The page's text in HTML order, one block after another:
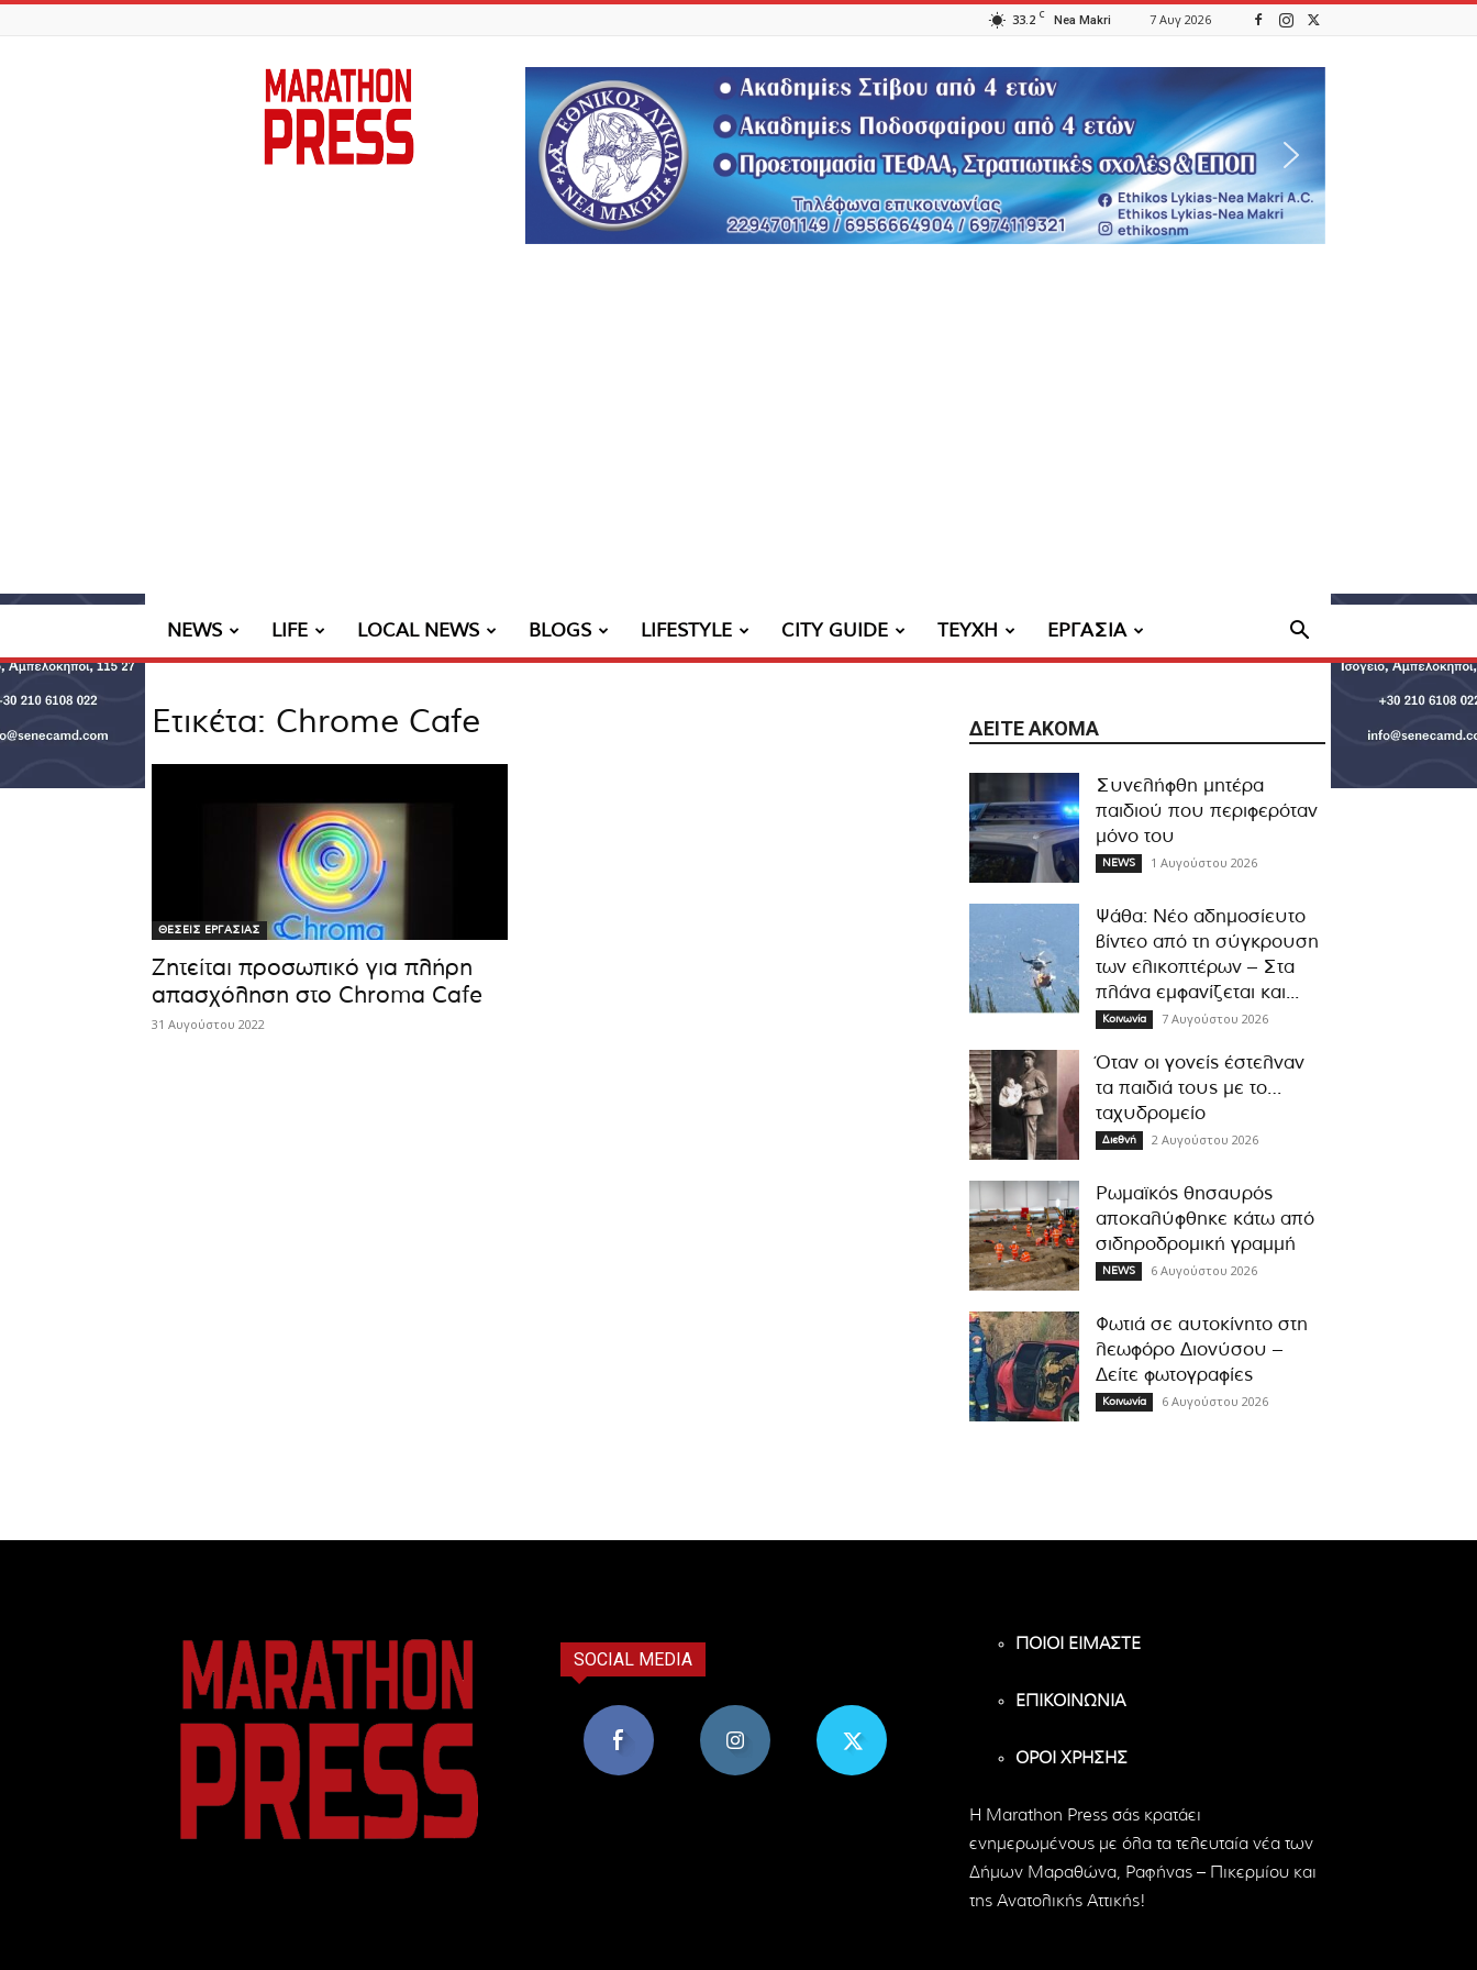
33.2 C Nea Makri 7 Αυγ 2026
Marathon
Press
NEWS LIFE LOCAL NEWS BLOGS LIFESTYLE CITY GUIDE ΤΕΥΧΗ ΕΡΓΑΣΙΑ
Ετικέτα: Chrome Cafe
ΘΕΣΕΙΣ ΕΡΓΑΣΙΑΣ
Ζητείται προσωπικό για πλήρη
απασχόληση στο Chroma Cafe
31 Αυγούστου 2022
ΔΕΊΤΕ ΑΚΌΜΑ
Συνελήφθη μητέρα
παιδιού που περιφερόταν
μόνο του
NEWS 1 Αυγούστου 2026
Ψάθα: Νέο αδημοσίευτο
βίντεο από τη σύγκρουση
των ελικοπτέρων – Στα
πλάνα εμφανίζεται και...
Κοινωνία 7 Αυγούστου 2026
Όταν οι γονείς έστελναν
τα παιδιά τους με το…
ταχυδρομείο
Διεθνή 2 Αυγούστου 2026
Ρωμαϊκός θησαυρός
αποκαλύφθηκε κάτω από
σιδηροδρομική γραμμή
NEWS 6 Αυγούστου 2026
Φωτιά σε αυτοκίνητο στη
λεωφόρο Διονύσου –
Δείτε φωτογραφίες
Κοινωνία 6 Αυγούστου 2026
SOCIAL MEDIA
ΠΟΙΟΙ ΕΙΜΑΣΤΕ
ΕΠΙΚΟΙΝΩΝΙΑ
ΟΡΟΙ ΧΡΗΣΗΣ
H Marathon Press σάς κρατάει
ενημερωμένους με όλα τα τελευταία νέα των
Δήμων Μαραθώνα, Ραφήνας – Πικερμίου και
της Ανατολικής Αττικής!